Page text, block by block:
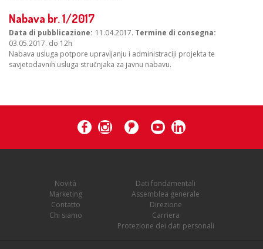
Nabava br. 1/2017
Data di pubblicazione 11.04.2017. Termine di consegna
03.05.2017. do 12h
Nabava usluga potpore upravljanju i administraciji projekta te
savjetodavnih usluga stručnjaka za javnu nabavu.
Novità
Marketing
Contatto
Chi siamo
Dati fondamentali
Assemblea generale
Direzione
Carriera
Protezione dei dati personali